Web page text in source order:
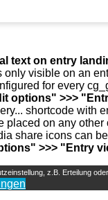
text on entry
only visible on an
for every
options" >>>
shortcode with
placed on any other
share icons can
>>> "Entry
z.B. Erteilung